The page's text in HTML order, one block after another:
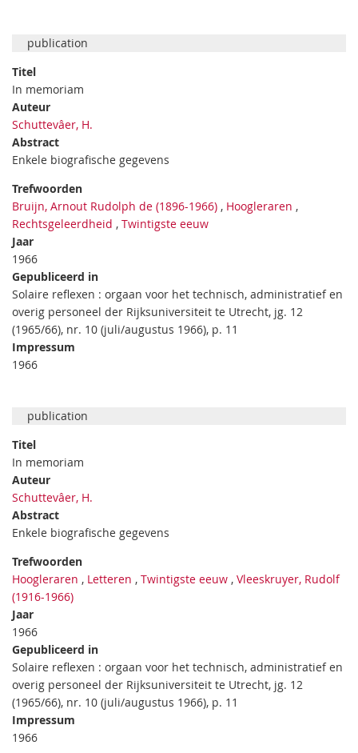
publication
Titel
In memoriam
Auteur
Schuttevâer, H.
Abstract
Enkele biografische gegevens
Trefwoorden
Bruijn, Arnout Rudolph de (1896-1966) , Hoogleraren ,
Rechtsgeleerdheid , Twintigste eeuw
Jaar
1966
Gepubliceerd in
Solaire reflexen : orgaan voor het technisch, administratief en
overig personeel der Rijksuniversiteit te Utrecht, jg. 12
(1965/66), nr. 10 (juli/augustus 1966), p. 11
Impressum
1966
publication
Titel
In memoriam
Auteur
Schuttevâer, H.
Abstract
Enkele biografische gegevens
Trefwoorden
Hoogleraren , Letteren , Twintigste eeuw , Vleeskruyer, Rudolf
(1916-1966)
Jaar
1966
Gepubliceerd in
Solaire reflexen : orgaan voor het technisch, administratief en
overig personeel der Rijksuniversiteit te Utrecht, jg. 12
(1965/66), nr. 10 (juli/augustus 1966), p. 11
Impressum
1966